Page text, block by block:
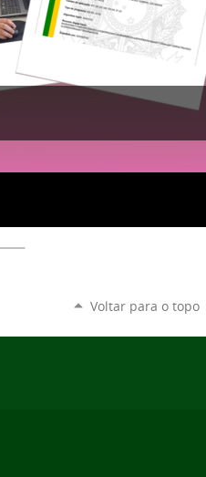
Voltar para o topo